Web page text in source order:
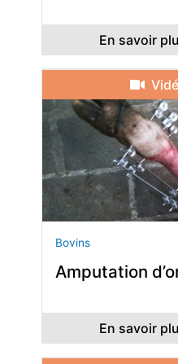
En savoir
Bovins
Amputation
En savoir